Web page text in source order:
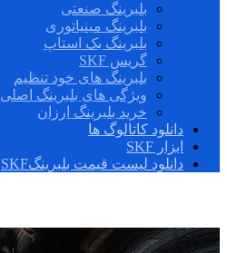
بلبرینگ صنعتی
بلبرینگ مینیاتوری
بلبرینگ بک استاپ
گریس SKF
بلبرینگ های خود تنظیم
ویژگی های بلبرینگ اصلی
خرید بلبرینگ ارزان
دانلود کاتالوگ ها
ابزار SKF
دانلود لیست قیمت بلبرینگSKF